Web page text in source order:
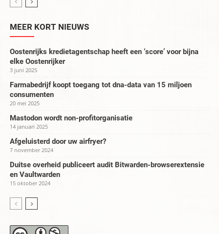
MEER KORT NIEUWS
Oostenrijks kredietagentschap heeft een ‘score’ voor bijna
elke Oostenrijker
3 juni 2025
Farmabedrijf koopt toegang tot dna-data van 15 miljoen
consumenten
20 mei 2025
Mastodon wordt non-profitorganisatie
14 januari 2025
Afgeluisterd door uw airfryer?
7 november 2024
Duitse overheid publiceert audit Bitwarden-browserextensie
en Vaultwarden
15 oktober 2024